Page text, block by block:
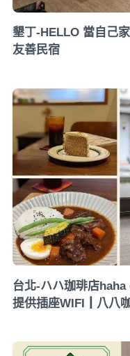
墾丁-HELLO 當自己
友善民宿
台北-ハハ珈琲店
提供插座WIFI┃八八